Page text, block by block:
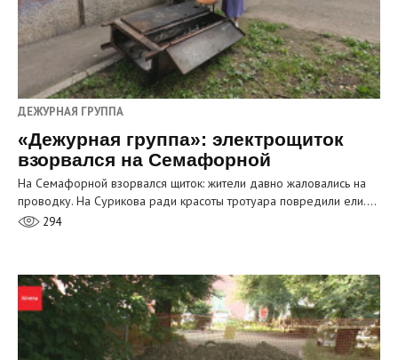
ДЕЖУРНАЯ ГРУППА
«Дежурная группа»: электрощиток
взорвался на Семафорной
На Семафорной взорвался щиток: жители давно жаловались на
проводку. На Сурикова ради красоты тротуара повредили ели.…
294